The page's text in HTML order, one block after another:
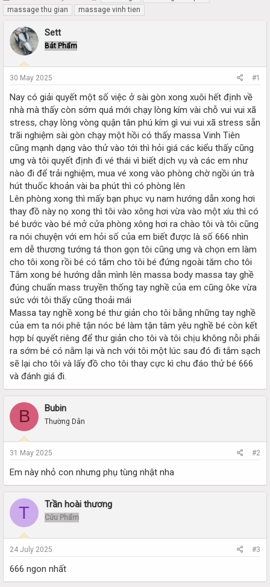
h
r
e
a
d
a
r
e
r
t
a
e
massage thu gian
massage vinh tien
Sett
Bát Phẩm
30 May 2025 #1
Nay có giải quyết một số việc ở sài gòn xong xuôi hết định về
nhà mà thấy còn sớm quá mới chạy lòng kím vài chỗ vui vui xã
stress, chạy lòng vòng quận tân phú kím gì vui vui xã stress sẵn
trãi nghiệm sài gòn chạy một hồi có thấy massa Vinh Tiên
cũng mạnh dạng vào thử vào tới thì hỏi giá các kiểu thấy cũng
ưng và tôi quyết định đi vé thái vì biết dịch vụ và các em như
nào đi để trải nghiệm, mua vé xong vào phòng chờ ngồi ún trà
hút thuốc khoản vài ba phút thì có phòng lên
Lên phòng xong thì mấy bạn phục vụ nam hướng dẫn xong hơi
thay đồ này nọ xong thì tôi vào xông hơi vừa vào một xíu thì có
bé bước vào bé mở cửa phòng xông hơi ra chào tôi và tôi cũng
ra nói chuyện với em hỏi số của em biết được là số 666 nhìn
em dễ thương tướng tá thon gọn tôi cũng ưng và chọn em làm
cho tôi xong rồi bé có tắm cho tôi bé đứng ngoài tăm cho tôi
Tắm xong bé hướng dẫn mình lên massa body massa tay ghề
đúng chuẩn mass truyền thống tay nghề của em cũng ôke vừa
sức với tôi thấy cũng thoải mái
Massa tay nghề xong bé thư giản cho tôi bằng những tay nghề
của em ta nói phê tận nóc bé làm tận tâm yêu nghề bé còn kết
hợp bí quyết riêng để thư giản cho tôi và tôi chịu không nỗi phải
ra sớm bé có nằm lại và nch với tôi một lúc sau đó đi tắm sạch
sẽ lại cho tôi và lấy đồ cho tôi thay cực kì chu đáo thử bé 666
và đánh giá đi.
B Bubin
Thường Dân
31 May 2025 #2
Em này nhỏ con nhưng phụ tùng nhật nha
T Trần hoài thương
Cửu Phẩm
24 July 2025 #3
666 ngon nhất